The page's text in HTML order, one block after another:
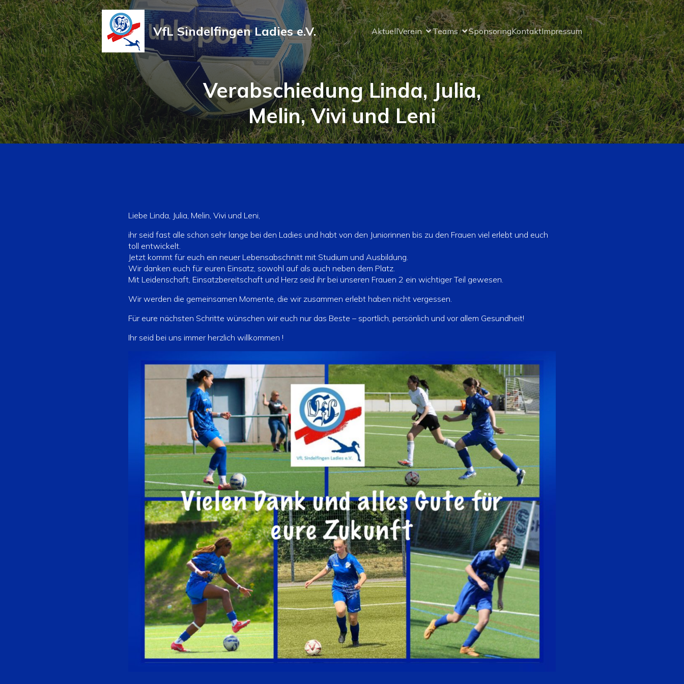
VfL Sindelfingen Ladies e.V. AktuellVerein Teams SponsoringKontaktImpressum
Verabschiedung Linda, Julia,
Melin, Vivi und Leni
Liebe Linda, Julia, Melin, Vivi und Leni,
ihr seid fast alle schon sehr lange bei den Ladies und habt von den Juniorinnen bis zu den Frauen viel erlebt und euch
toll entwickelt.
Jetzt kommt für euch ein neuer Lebensabschnitt mit Studium und Ausbildung.
Wir danken euch für euren Einsatz, sowohl auf als auch neben dem Platz.
Mit Leidenschaft, Einsatzbereitschaft und Herz seid ihr bei unseren Frauen 2 ein wichtiger Teil gewesen.
Wir werden die gemeinsamen Momente, die wir zusammen erlebt haben nicht vergessen.
Für eure nächsten Schritte wünschen wir euch nur das Beste – sportlich, persönlich und vor allem Gesundheit!
Ihr seid bei uns immer herzlich willkommen !